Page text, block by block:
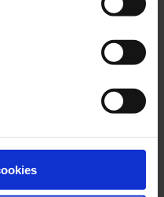
af 115 partnere.
på 36 kontorer i
på ca. 1,42 mia.
kontorer og antal
et internationalt